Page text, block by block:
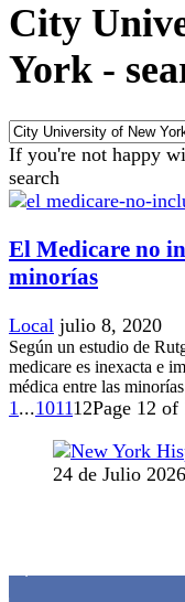
City
York -
If you're not happy
search
El Medicare no
minorías
Local julio 8, 2020
Según un estudio de
medicare es inexacta e
médica entre las
1...101112Page 12 of
24 de Julio 2026